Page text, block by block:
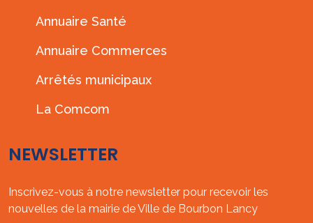
Annuaire Santé
Annuaire Commerces
Arrêtés municipaux
La Comcom
NEWSLETTER
Inscrivez-vous à notre newsletter pour recevoir les
nouvelles de la mairie de Ville de Bourbon Lancy